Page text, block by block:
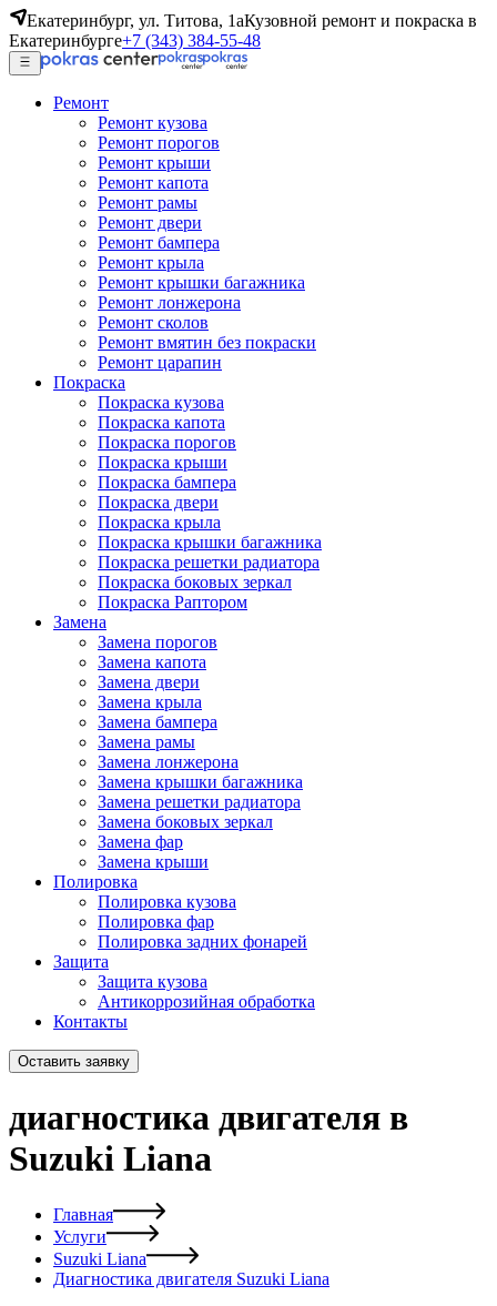
Екатеринбург, ул. Титова, 1аКузовной ремонт и покраска в
Екатеринбурге+7 (343) 384-55-48
Ремонт
Ремонт кузова
Ремонт порогов
Ремонт крыши
Ремонт капота
Ремонт рамы
Ремонт двери
Ремонт бампера
Ремонт крыла
Ремонт крышки багажника
Ремонт лонжерона
Ремонт сколов
Ремонт вмятин без покраски
Ремонт царапин
Покраска
Покраска кузова
Покраска капота
Покраска порогов
Покраска крыши
Покраска бампера
Покраска двери
Покраска крыла
Покраска крышки багажника
Покраска решетки радиатора
Покраска боковых зеркал
Покраска Раптором
Замена
Замена порогов
Замена капота
Замена двери
Замена крыла
Замена бампера
Замена рамы
Замена лонжерона
Замена крышки багажника
Замена решетки радиатора
Замена боковых зеркал
Замена фар
Замена крыши
Полировка
Полировка кузова
Полировка фар
Полировка задних фонарей
Защита
Защита кузова
Антикоррозийная обработка
Контакты
Оставить заявку
диагностика двигателя в
Suzuki Liana
Главная
Услуги
Suzuki Liana
Диагностика двигателя Suzuki Liana